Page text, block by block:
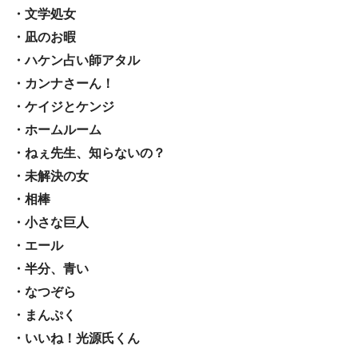
・文学処女
・凪のお暇
・ハケン占い師アタル
・カンナさーん！
・ケイジとケンジ
・ホームルーム
・ねぇ先生、知らないの？
・未解決の女
・相棒
・小さな巨人
・エール
・半分、青い
・なつぞら
・まんぷく
・いいね！光源氏くん